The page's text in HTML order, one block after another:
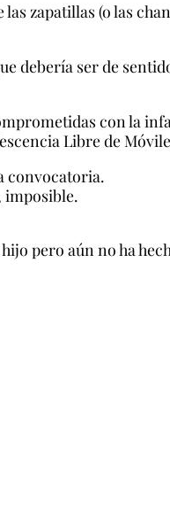
zapatillas (o las
debería ser de
con la
Libre de
convocatoria.
imposible.
pero aún no ha